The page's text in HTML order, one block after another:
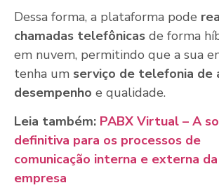
Dessa forma, a plataforma pode
chamadas telefônicas de forma
em nuvem, permitindo que a sua
tenha um serviço de telefonia de
desempenho e qualidade.
Leia também: PABX Virtual – A
definitiva para os processos de
comunicação interna e externa da
empresa